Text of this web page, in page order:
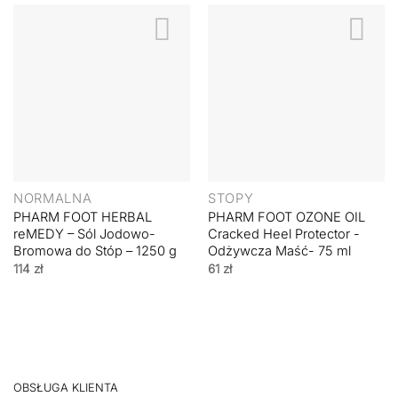
NORMALNA
PHARM FOOT HERBAL
reMEDY – Sól Jodowo-
Bromowa do Stóp – 1250 g
114 zł
STOPY
PHARM FOOT OZONE OIL
Cracked Heel Protector -
Odżywcza Maść- 75 ml
61 zł
OBSŁUGA KLIENTA